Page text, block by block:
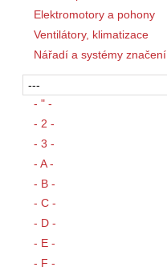
Elektromotory a pohony
Ventilátory, klimatizace
Nářadí a systémy značení
- " -
- 2 -
- 3 -
- A -
- B -
- C -
- D -
- E -
- F -